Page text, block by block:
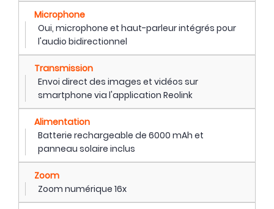
Microphone
Oui, microphone et haut-parleur intégrés pour
l'audio bidirectionnel
Transmission
Envoi direct des images et vidéos sur
smartphone via l'application Reolink
Alimentation
Batterie rechargeable de 6000 mAh et
panneau solaire inclus
Zoom
Zoom numérique 16x